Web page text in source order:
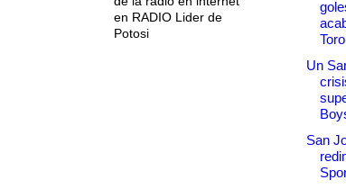
en RADIO Lider de
Potosi
Un
San